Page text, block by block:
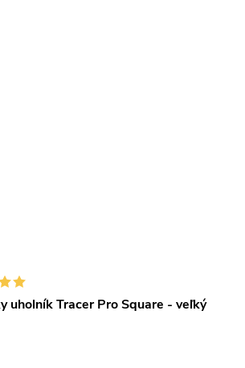
uholník Tracer Pro Square - veľký